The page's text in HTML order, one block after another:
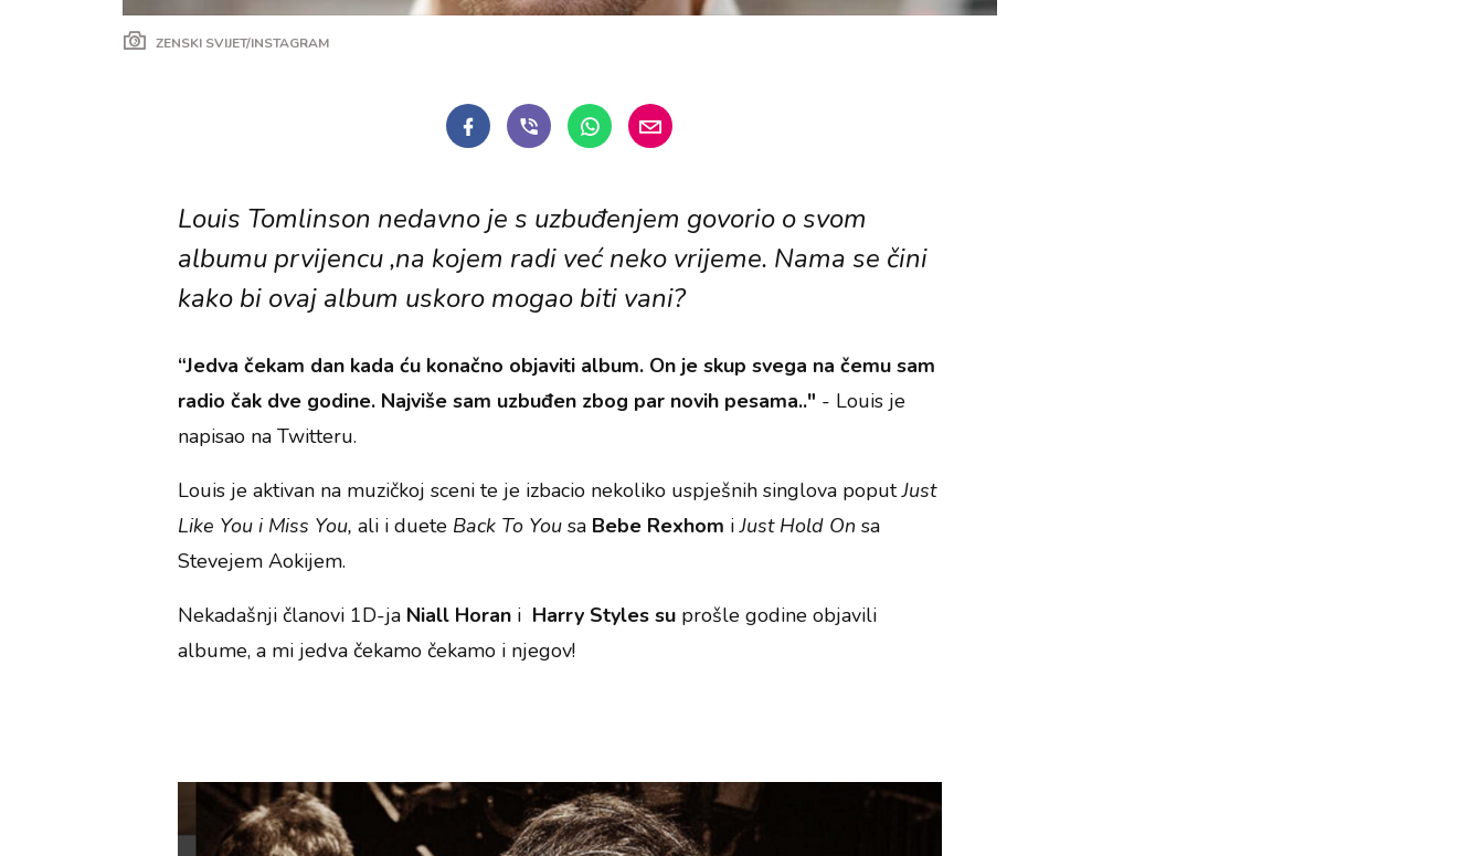
ZENSKI SVIJET/INSTAGRAM
Louis Tomlinson nedavno je s uzbuđenjem govorio o svom
albumu prvijencu ,na kojem radi već neko vrijeme. Nama se čini
kako bi ovaj album uskoro mogao biti vani?
“Jedva čekam dan kada ću konačno objaviti album. On je skup svega na čemu sam
radio čak dve godine. Najviše sam uzbuđen zbog par novih pesama.." - Louis je
napisao na Twitteru.
Louis je aktivan na muzičkoj sceni te je izbacio nekoliko uspješnih singlova poputJust
Like You i Miss You,ali i duete Back To You sa Bebe Rexhom iJust Hold On sa
Stevejem Aokijem.
Nekadašnji članovi 1D-ja Niall Horan i Harry Styles su prošle godine objavili
albume, a mi jedva čekamo čekamo i njegov!